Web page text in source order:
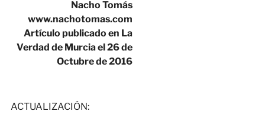
Nacho Tomás
www.nachotomas.com
Artículo publicado en La
Verdad de Murcia el 26 de
Octubre de 2016
ACTUALIZACIÓN: